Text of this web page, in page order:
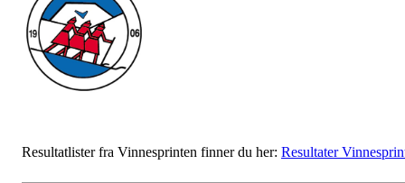
Resultatlister fra Vinnesprinten finner du her: Resultater